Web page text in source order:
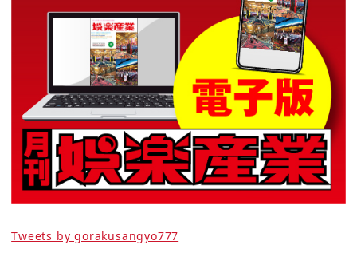
Tweets by gorakusangyo777